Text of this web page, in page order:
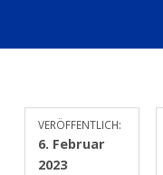
VERÖFFENTLICH:
6. Februar
2023